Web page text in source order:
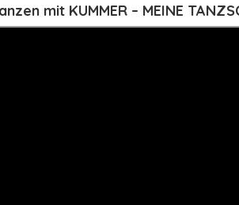
mit KUMMER – MEINE